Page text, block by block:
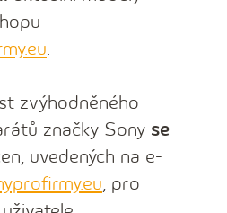
.
zvýhodněného
značky Sony se
uvedených na e-
, pro